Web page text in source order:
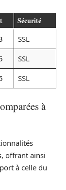
Sécurité
SSL
SSL
SSL
à
offrant ainsi
à celle du